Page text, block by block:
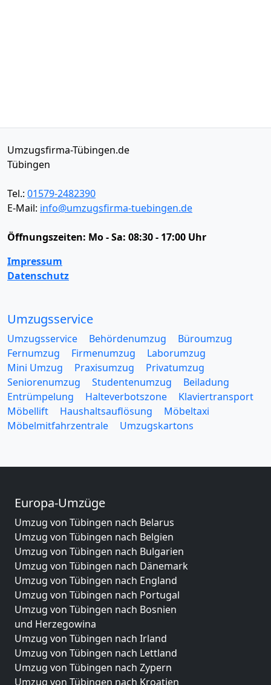
Umzugsfirma-Tübingen.de
Tübingen
Tel.: 01579-2482390
E-Mail: info@umzugsfirma-tuebingen.de
Öffnungszeiten: Mo - Sa: 08:30 - 17:00 Uhr
Impressum
Datenschutz
Umzugsservice
Umzugsservice Behördenumzug
Büroumzug
Fernumzug
Firmenumzug
Laborumzug
Mini Umzug
Praxisumzug
Privatumzug
Seniorenumzug
Studentenumzug
Beiladung
Entrümpelung
Halteverbotszone
Klaviertransport
Möbellift
Haushaltsauflösung
Möbeltaxi
Möbelmitfahrzentrale
Umzugskartons
Europa-Umzüge
Umzug von Tübingen nach Belarus
Umzug von Tübingen nach Belgien
Umzug von Tübingen nach Bulgarien
Umzug von Tübingen nach Dänemark
Umzug von Tübingen nach England
Umzug von Tübingen nach Portugal
Umzug von Tübingen nach Bosnien
und Herzegowina
Umzug von Tübingen nach Irland
Umzug von Tübingen nach Lettland
Umzug von Tübingen nach Zypern
Umzug von Tübingen nach Kroatien